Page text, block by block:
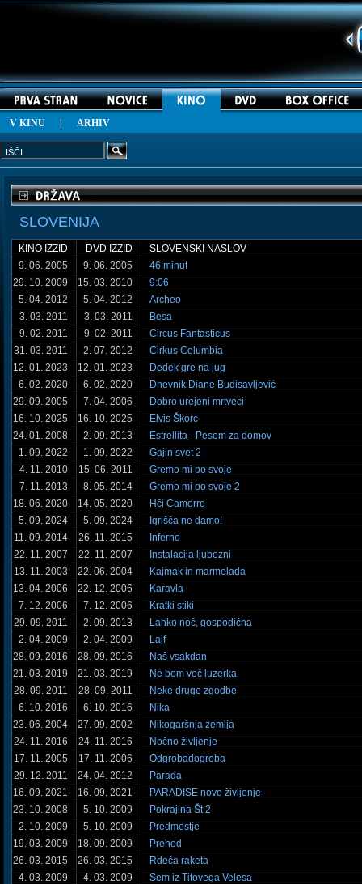
V KINU ARHIV
SLOVENIJA
KINO IZZID DVD IZZID
SLOVENSKI NASLOV
9. 06. 2005
9. 06. 2005
46 minut
29. 10. 2009
15. 03. 2010
9:06
5. 04. 2012
5. 04. 2012
Archeo
3. 03. 2011
3. 03. 2011
Besa
9. 02. 2011
9. 02. 2011
Circus Fantasticus
31. 03. 2011
2. 07. 2012
Cirkus Columbia
12. 01. 2023
12. 01. 2023
Dedek gre na jug
6. 02. 2020
6. 02. 2020
Dnevnik Diane Budisavljević
29. 09. 2005
7. 04. 2006
Dobro urejeni mrtveci
16. 10. 2025
16. 10. 2025
Elvis Škorc
24. 01. 2008
2. 09. 2013
Estrellita - Pesem za domov
1. 09. 2022
1. 09. 2022
Gajin svet 2
4. 11. 2010
15. 06. 2011
Gremo mi po svoje
7. 11. 2013
8. 05. 2014
Gremo mi po svoje 2
18. 06. 2020
14. 05. 2020
Hči Camorre
5. 09. 2024
5. 09. 2024
Igrišča ne damo!
11. 09. 2014
26. 11. 2015
Inferno
22. 11. 2007
22. 11. 2007
Instalacija ljubezni
13. 11. 2003
22. 06. 2004
Kajmak in marmelada
13. 04. 2006
22. 12. 2006
Karavla
7. 12. 2006
7. 12. 2006
Kratki stiki
29. 09. 2011
2. 09. 2013
Lahko noč, gospodična
2. 04. 2009
2. 04. 2009
Lajf
28. 09. 2016
28. 09. 2016
Naš vsakdan
21. 03. 2019
21. 03. 2019
Ne bom več luzerka
28. 09. 2011
28. 09. 2011
Neke druge zgodbe
6. 10. 2016
6. 10. 2016
Nika
23. 06. 2004
27. 09. 2002
Nikogaršnja zemlja
24. 11. 2016
24. 11. 2016
Nočno življenje
17. 11. 2005
17. 11. 2006
Odgrobadogroba
29. 12. 2011
24. 04. 2012
Parada
16. 09. 2021
16. 09. 2021
PARADISE novo življenje
23. 10. 2008
5. 10. 2009
Pokrajina Št.2
2. 10. 2009
5. 10. 2009
Predmestje
19. 03. 2009
18. 09. 2009
Prehod
26. 03. 2015
26. 03. 2015
Rdeča raketa
4. 03. 2009
4. 03. 2009
Sem iz Titovega Velesa